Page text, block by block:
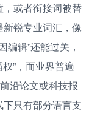
或者衔接词被替
锐专业词汇，像
编辑”还能过关，
”，而业界普遍
沿论文或科技报
只有部分语言支